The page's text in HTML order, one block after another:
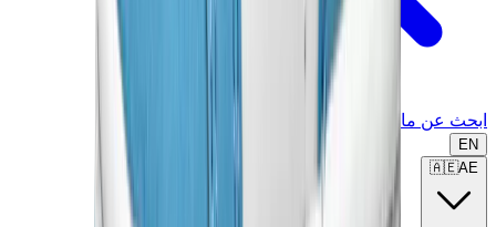
ابحث عن ماركة أو موديل...
EN
🇦🇪AE